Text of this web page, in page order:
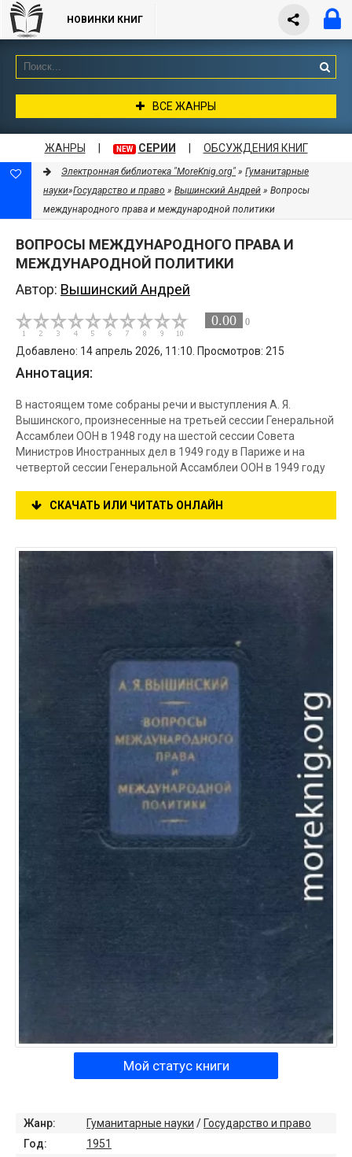
НОВИНКИ КНИГ
ВСЕ ЖАНРЫ
ЖАНРЫ NEW СЕРИИ ОБСУЖДЕНИЯ КНИГ
Электронная библиотека "MoreKnig.org" » Гуманитарные
науки»Государство и право » Вышинский Андрей » Вопросы
международного права и международной политики
ВОПРОСЫ МЕЖДУНАРОДНОГО ПРАВА И
МЕЖДУНАРОДНОЙ ПОЛИТИКИ
Автор: Вышинский Андрей
0.00 0
Добавлено: 14 апрель 2026, 11:10. Просмотров: 215
Аннотация:
В настоящем томе собраны речи и выступления А. Я.
Вышинского, произнесенные на третьей сессии Генеральной
Ассамблеи ООН в 1948 году на шестой сессии Совета
Министров Иностранных дел в 1949 году в Париже и на
четвертой сессии Генеральной Ассамблеи ООН в 1949 году
СКАЧАТЬ ИЛИ ЧИТАТЬ ОНЛАЙН
Мой статус книги
Жанр: Гуманитарные науки / Государство и право
Год:
1951